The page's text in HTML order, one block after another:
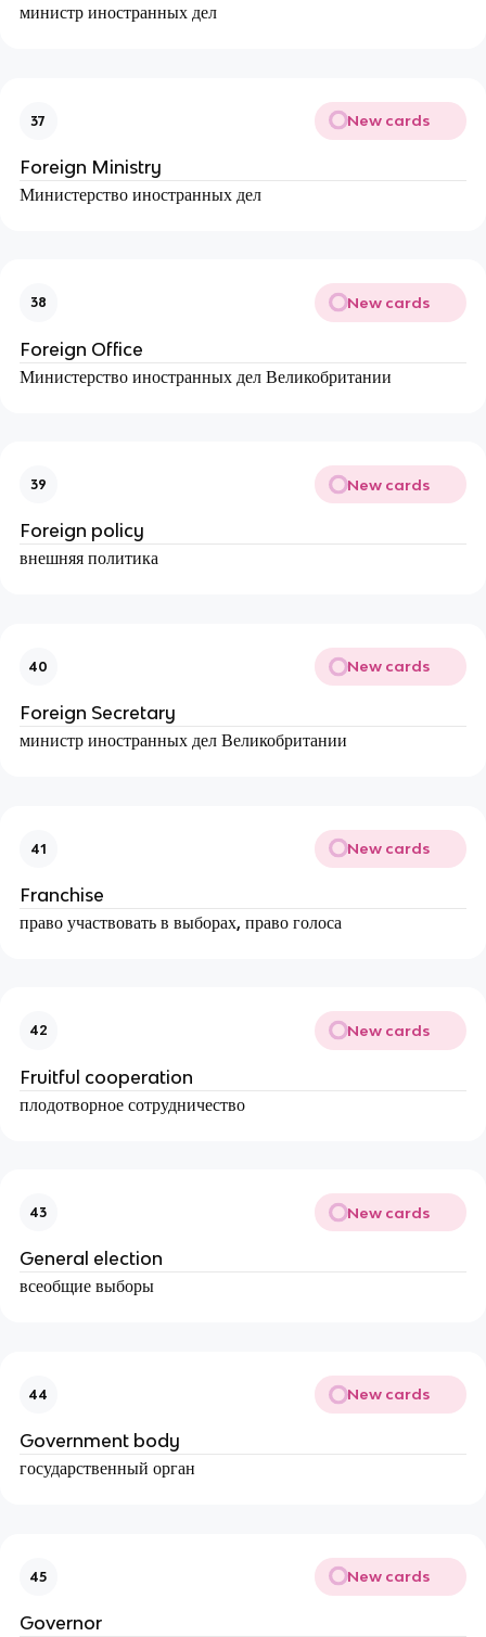
министр иностранных дел
37 New cards
Foreign Ministry
Министерство иностранных дел
38 New cards
Foreign Office
Министерство иностранных дел Великобритании
39 New cards
Foreign policy
внешняя политика
40 New cards
Foreign Secretary
министр иностранных дел Великобритании
41 New cards
Franchise
право участвовать в выборах, право голоса
42 New cards
Fruitful cooperation
плодотворное сотрудничество
43 New cards
General election
всеобщие выборы
44 New cards
Government body
государственный орган
45 New cards
Governor